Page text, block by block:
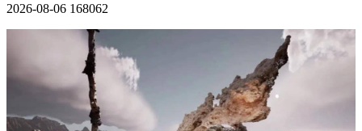
2026-08-06 168062